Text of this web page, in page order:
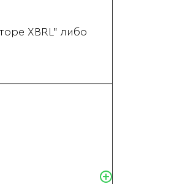
XBRL" либо